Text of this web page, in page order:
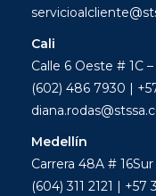
Cali
Calle 6 Oeste # 1C –
(602) 486 7930 |
Medellín
Carrera 48A #
(604) 311 2121 |